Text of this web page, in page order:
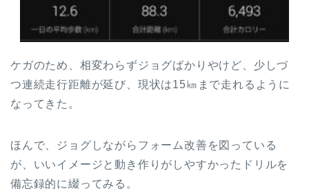
ケガのため、相変わらずジョグばかりやけど、少しづ
つ連続走行距離が延び、現状は15㎞まで走れるように
なってきた。
ほんで、ジョグしながらフォーム改善を図っている
が、いいイメージと動き作りがしやすかったドリルを
備忘録的に綴ってみる。